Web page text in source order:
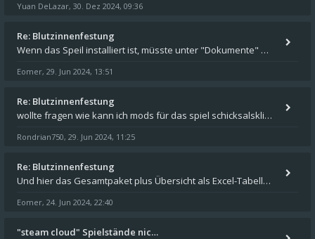
Yuan DeLazar, 30. Dez 2024, 09:36
Re: Blutzinnenfestung
Wenn das Speil installiert ist, müsste unter "Dokumente" auf Deinem Rechner ein Verzeichnis "blade of destiny" sein. Dar
Eomer, 29. Jun 2024, 13:51
Re: Blutzinnenfestung
wollte fragen wie kann ich mods für das spiel schicksalsklinge in das spieleverzeichnis kopieren und in welches
Rondrian750, 29. Jun 2024, 11:25
Re: Blutzinnenfestung
Und hier das Gesamtpaket plus Übersicht als Excel-Tabelle: https://forum.schicksalsklinge.com/viewtopic.php?f=239&t=156
Eomer, 24. Jun 2024, 22:40
"steam cloud" Spielstände nic…